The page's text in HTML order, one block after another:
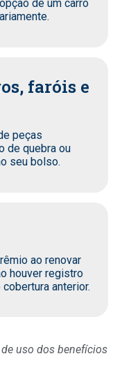
de um carro
faróis e
peças
de quebra ou
seu bolso.
ao renovar
houver registro
anterior.
uso dos benefícios